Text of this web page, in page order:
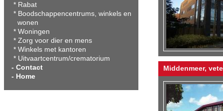
* Rabat
* Boodschappencentrums, winkels en
wonen
* Woningen
* Zorg voor dier en mens
* Winkels met kantoren
* Uitvaartcentrum/crematorium
- Contact
- Home
Middenmeer,